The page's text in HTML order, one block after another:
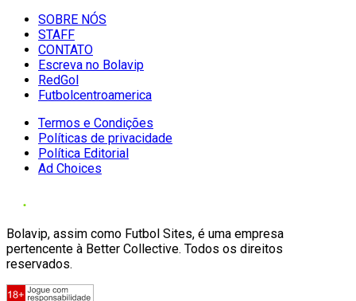
SOBRE NÓS
STAFF
CONTATO
Escreva no Bolavip
RedGol
Futbolcentroamerica
Termos e Condições
Políticas de privacidade
Política Editorial
Ad Choices
Bolavip, assim como Futbol Sites, é uma empresa
pertencente à Better Collective. Todos os direitos
reservados.